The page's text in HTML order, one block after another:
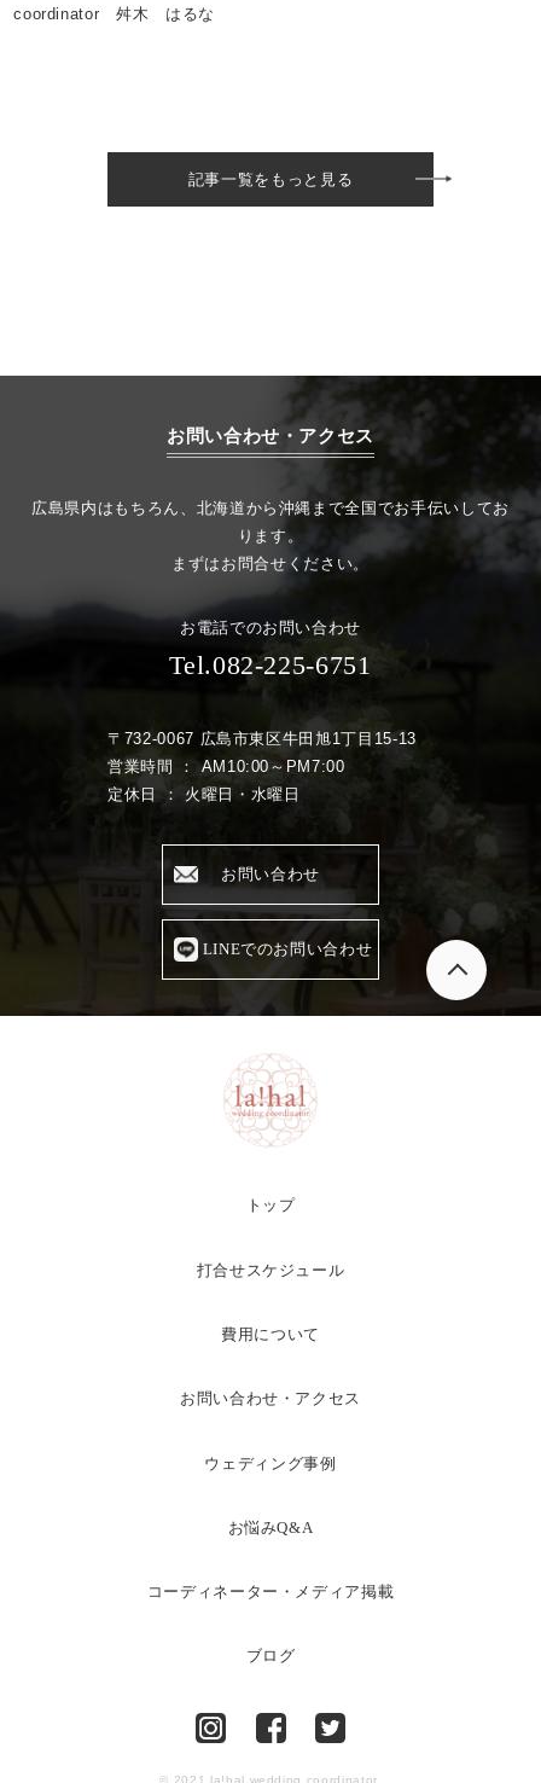
coordinator 舛木 はるな
記事一覧をもっと見る
お問い合わせ・アクセス
広島県内はもちろん、北海道から沖縄まで全国でお手伝いしてお
ります。
まずはお問合せください。
お電話でのお問い合わせ
Tel.082-225-6751
〒732-0067 広島市東区牛田旭1丁目15-13
営業時間 ： AM10:00～PM7:00
定休日 ： 火曜日・水曜日
お問い合わせ
LINEでのお問い合わせ
トップ
打合せスケジュール
費用について
お問い合わせ・アクセス
ウェディング事例
お悩みQ&A
コーディネーター・メディア掲載
ブログ
© 2021 la!hal wedding coordinator.